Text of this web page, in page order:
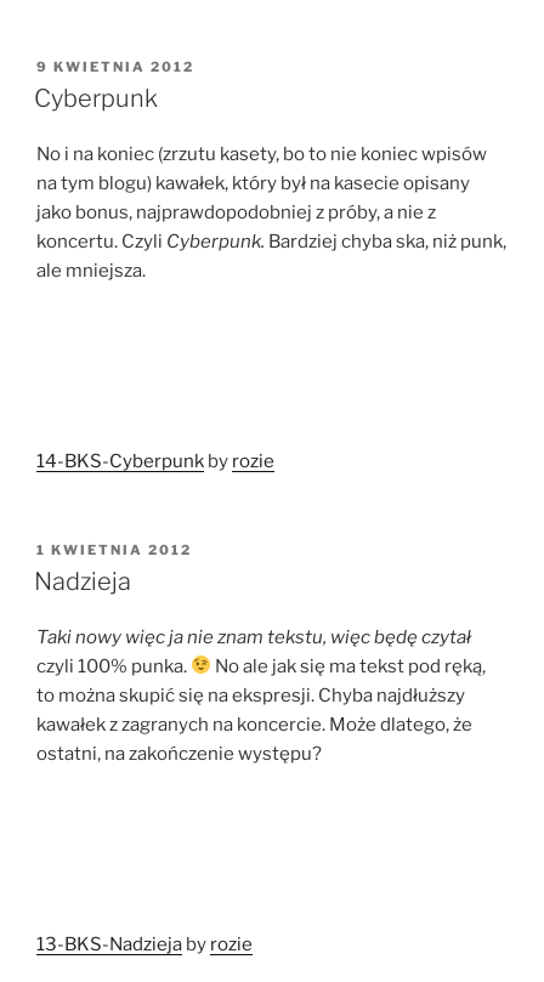
OPUBLIKOWANE
W
9 KWIETNIA 2012
Cyberpunk
No i na koniec (zrzutu kasety, bo to nie koniec wpisów
na tym blogu) kawałek, który był na kasecie opisany
jako bonus, najprawdopodobniej z próby, a nie z
koncertu. Czyli Cyberpunk. Bardziej chyba ska, niż punk,
ale mniejsza.
14-BKS-Cyberpunk by rozie
OPUBLIKOWANE
W
1 KWIETNIA 2012
Nadzieja
Taki nowy więc ja nie znam tekstu, więc będę czytał
czyli 100% punka.
No ale jak się ma tekst pod ręką,
to można skupić się na ekspresji. Chyba najdłuższy
kawałek z zagranych na koncercie. Może dlatego, że
ostatni, na zakończenie występu?
13-BKS-Nadzieja by rozie